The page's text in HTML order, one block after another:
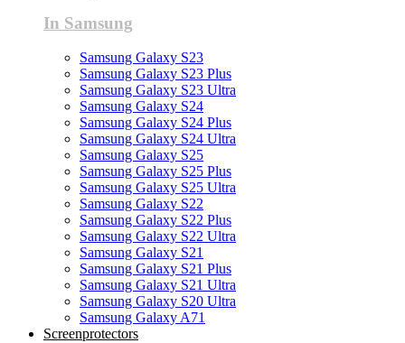
In Samsung
Samsung Galaxy S23
Samsung Galaxy S23 Plus
Samsung Galaxy S23 Ultra
Samsung Galaxy S24
Samsung Galaxy S24 Plus
Samsung Galaxy S24 Ultra
Samsung Galaxy S25
Samsung Galaxy S25 Plus
Samsung Galaxy S25 Ultra
Samsung Galaxy S22
Samsung Galaxy S22 Plus
Samsung Galaxy S22 Ultra
Samsung Galaxy S21
Samsung Galaxy S21 Plus
Samsung Galaxy S21 Ultra
Samsung Galaxy S20 Ultra
Samsung Galaxy A71
Screenprotectors